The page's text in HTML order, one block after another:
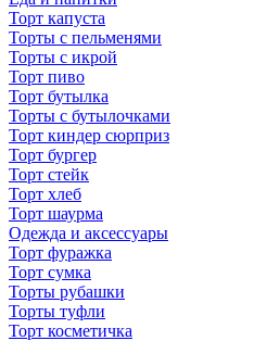
Торт капуста
Торты с пельменями
Торты с икрой
Торт пиво
Торт бутылка
Торты с бутылочками
Торт киндер сюрприз
Торт бургер
Торт стейк
Торт хлеб
Торт шаурма
Одежда и аксессуары
Торт фуражка
Торт сумка
Торты рубашки
Торты туфли
Торт косметичка